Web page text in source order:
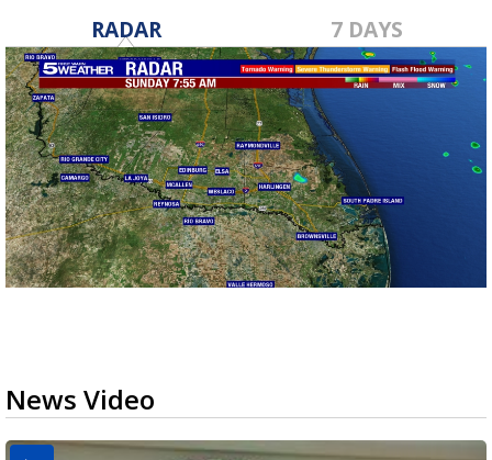
RADAR 7 DAYS
News Video